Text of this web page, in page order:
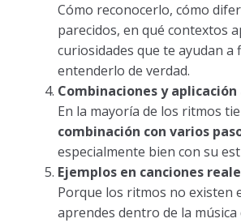
Cómo reconocerlo, cómo
parecidos, en qué contextos
curiosidades que te ayudan a
entenderlo de verdad.
Combinaciones y aplicación
En la mayoría de los ritmos
combinación con varios
especialmente bien con su
Ejemplos en canciones
Porque los ritmos no existen
aprendes dentro de la